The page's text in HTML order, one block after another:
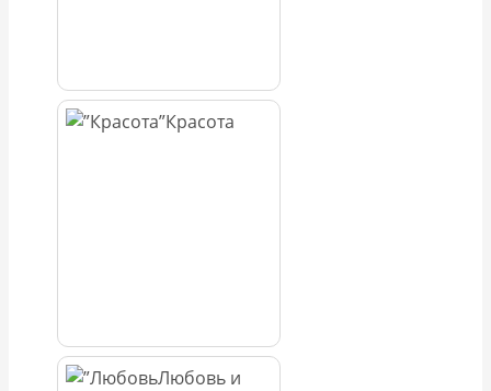
Красота
Любовь и